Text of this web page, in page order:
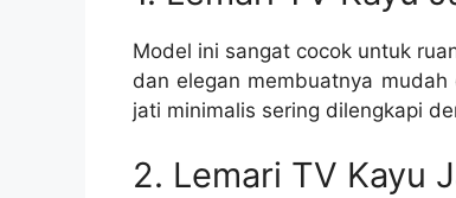
Model ini sangat cocok untuk
dan elegan membuatnya
jati minimalis sering dilengkapi
2. Lemari TV Kayu